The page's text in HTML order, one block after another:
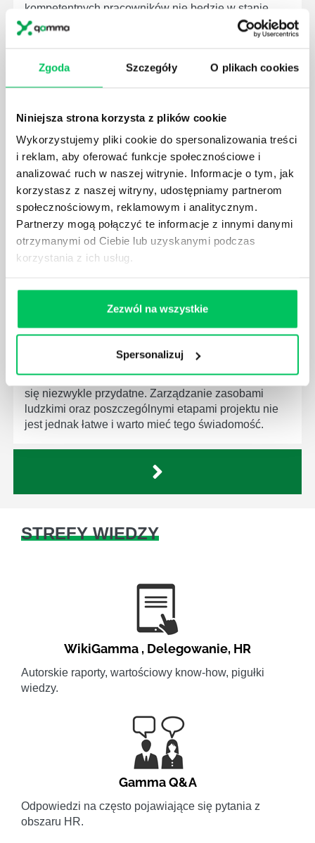
Zgoda Szczegóły O plikach cookies
Niniejsza strona korzysta z plików cookie
Wykorzystujemy pliki cookie do spersonalizowania treści
i reklam, aby oferować funkcje społecznościowe i
analizować ruch w naszej witrynie. Informacje o tym, jak
korzystasz z naszej witryny, udostępniamy partnerom
społecznościowym, reklamowym i analitycznym.
Partnerzy mogą połączyć te informacje z innymi danymi
otrzymanymi od Ciebie lub uzyskanymi podczas
korzystania z ich usług.
Zezwól na wszystkie
Spersonalizuj
kompetentnych pracowników nie będzie w stanie
sprawnie realizować swoich zadań, jeśli zabraknie w
nim odpowiedniego kierownictwa. Zawsze
czynności wykonywane przez pracowników.
JAK BRYGADZISTA MOŻE ROZWINĄĆ SWOJE
KOMPETENCJE MENEDŻERSKIE?
Menedżer to niezwykle ważne stanowisko w każdej
firmie. Osoba je pełniąca jest w pełni odpowiedzialna
za realizację działań podległych mu osób oraz
działu.
KAŻDY MENEDŻER?
Istnieje wiele metod zarządzania, które mogą okazać
się niezwykle przydatne. Zarządzanie zasobami
ludzkimi oraz poszczególnymi etapami projektu nie
jest jednak łatwe i warto mieć tego świadomość.
STREFY WIEDZY
WikiGamma , Delegowanie, HR
Autorskie raporty, wartościowy know-how, pigułki
wiedzy.
Gamma Q&A
Odpowiedzi na często pojawiające się pytania z
obszaru HR.